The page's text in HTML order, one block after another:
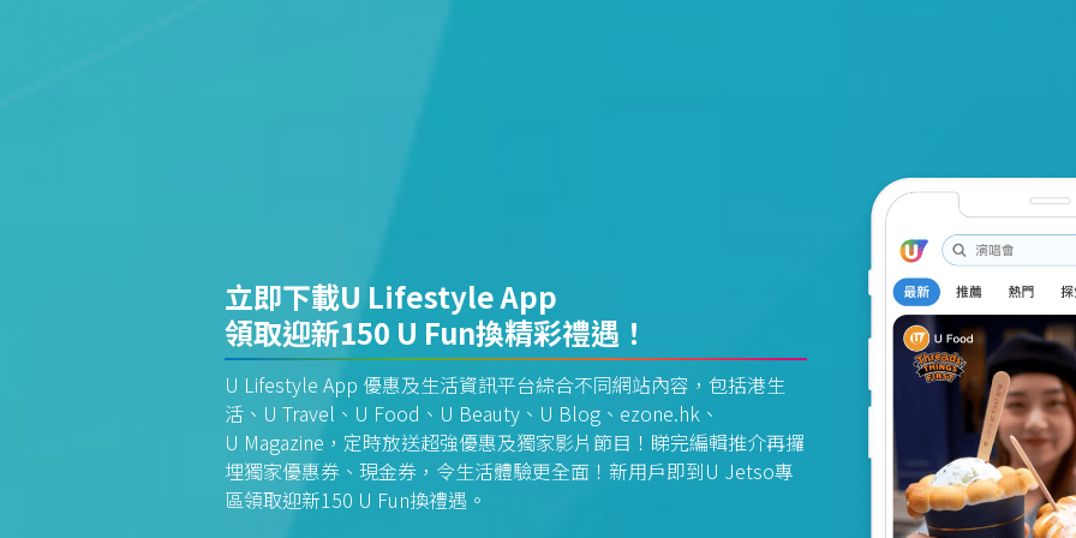
立即下載U Lifestyle App
領取迎新150 U Fun換精彩禮遇！
U Lifestyle App 優惠及生活資訊平台綜合不同網站內容，包括港生
活、U Travel、U Food、U Beauty、U Blog、ezone.hk、
U Magazine，定時放送超強優惠及獨家影片節目！睇完編輯推介再攞
埋獨家優惠券、現金券，令生活體驗更全面！新用戶即到U Jetso專
區領取迎新150 U Fun換禮遇。